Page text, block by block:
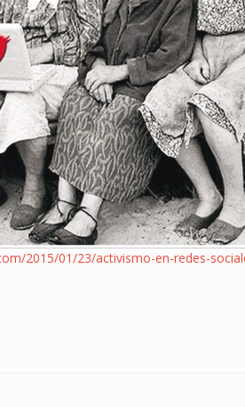
2015/01/23/activismo-en-redes-